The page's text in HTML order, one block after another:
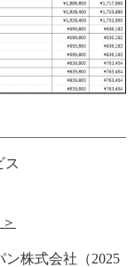
ス
ン株式会社（2025